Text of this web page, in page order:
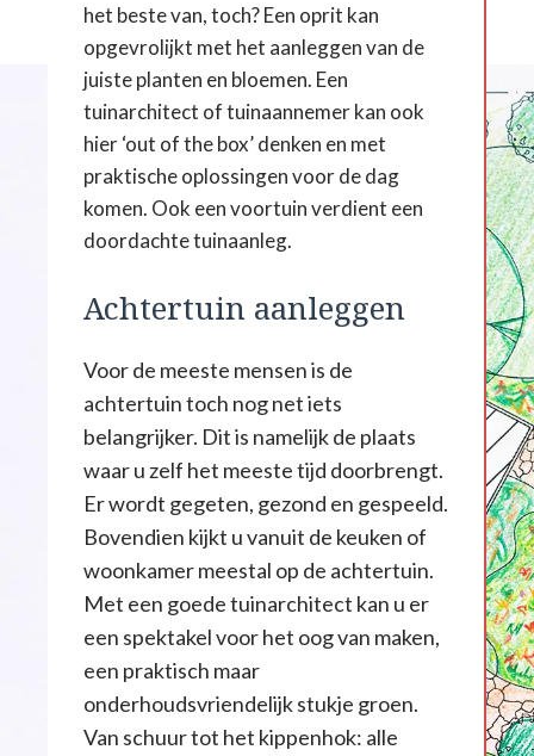
het beste van, toch? Een oprit kan
opgevrolijkt met het aanleggen van de
juiste planten en bloemen. Een
tuinarchitect of tuinaannemer kan ook
hier ‘out of the box’ denken en met
praktische oplossingen voor de dag
komen. Ook een voortuin verdient een
doordachte tuinaanleg.
Achtertuin aanleggen
Voor de meeste mensen is de
achtertuin toch nog net iets
belangrijker. Dit is namelijk de plaats
waar u zelf het meeste tijd doorbrengt.
Er wordt gegeten, gezond en gespeeld.
Bovendien kijkt u vanuit de keuken of
woonkamer meestal op de achtertuin.
Met een goede tuinarchitect kan u er
een spektakel voor het oog van maken,
een praktisch maar
onderhoudsvriendelijk stukje groen.
Van schuur tot het kippenhok: alle